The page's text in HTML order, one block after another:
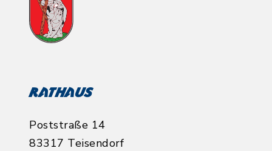
Rathaus
Poststraße 14
83317 Teisendorf